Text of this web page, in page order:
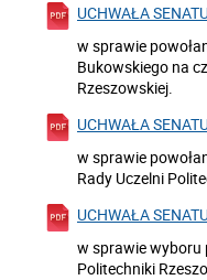
UCHWAŁA
w sprawie
Bukowskiego na
Rzeszowskiej.
UCHWAŁA
w sprawie
Rady Uczelni
UCHWAŁA
w sprawie wyboru
Politechniki